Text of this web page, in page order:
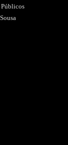
Públicos